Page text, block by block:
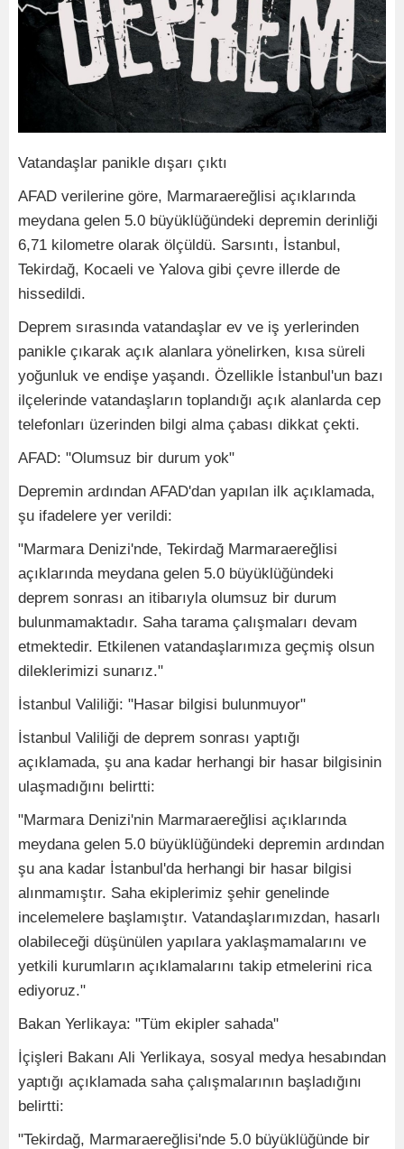
Vatandaşlar panikle dışarı çıktı
AFAD verilerine göre, Marmaraereğlisi açıklarında
meydana gelen 5.0 büyüklüğündeki depremin derinliği
6,71 kilometre olarak ölçüldü. Sarsıntı, İstanbul,
Tekirdağ, Kocaeli ve Yalova gibi çevre illerde de
hissedildi.
Deprem sırasında vatandaşlar ev ve iş yerlerinden
panikle çıkarak açık alanlara yönelirken, kısa süreli
yoğunluk ve endişe yaşandı. Özellikle İstanbul'un bazı
ilçelerinde vatandaşların toplandığı açık alanlarda cep
telefonları üzerinden bilgi alma çabası dikkat çekti.
AFAD: "Olumsuz bir durum yok"
Depremin ardından AFAD'dan yapılan ilk açıklamada,
şu ifadelere yer verildi:
"Marmara Denizi'nde, Tekirdağ Marmaraereğlisi
açıklarında meydana gelen 5.0 büyüklüğündeki
deprem sonrası an itibarıyla olumsuz bir durum
bulunmamaktadır. Saha tarama çalışmaları devam
etmektedir. Etkilenen vatandaşlarımıza geçmiş olsun
dileklerimizi sunarız."
İstanbul Valiliği: "Hasar bilgisi bulunmuyor"
İstanbul Valiliği de deprem sonrası yaptığı
açıklamada, şu ana kadar herhangi bir hasar bilgisinin
ulaşmadığını belirtti:
"Marmara Denizi'nin Marmaraereğlisi açıklarında
meydana gelen 5.0 büyüklüğündeki depremin ardından
şu ana kadar İstanbul'da herhangi bir hasar bilgisi
alınmamıştır. Saha ekiplerimiz şehir genelinde
incelemelere başlamıştır. Vatandaşlarımızdan, hasarlı
olabileceği düşünülen yapılara yaklaşmamalarını ve
yetkili kurumların açıklamalarını takip etmelerini rica
ediyoruz."
Bakan Yerlikaya: "Tüm ekipler sahada"
İçişleri Bakanı Ali Yerlikaya, sosyal medya hesabından
yaptığı açıklamada saha çalışmalarının başladığını
belirtti:
"Tekirdağ, Marmaraereğlisi'nde 5.0 büyüklüğünde bir